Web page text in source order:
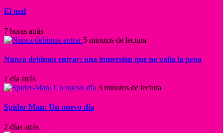
El mal
7 horas atrás
5 minutos de lectura
Nunca debimos entrar: una inmersión que no valía la pena
1 día atrás
3 minutos de lectura
Spider-Man: Un nuevo día
2 días atrás